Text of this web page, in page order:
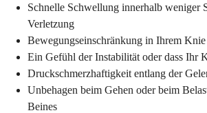
Schnelle Schwellung innerhalb weniger
Verletzung
Bewegungseinschränkung in Ihrem Knie
Ein Gefühl der Instabilität oder dass Ihr
Druckschmerzhaftigkeit entlang der
Unbehagen beim Gehen oder beim
Beines